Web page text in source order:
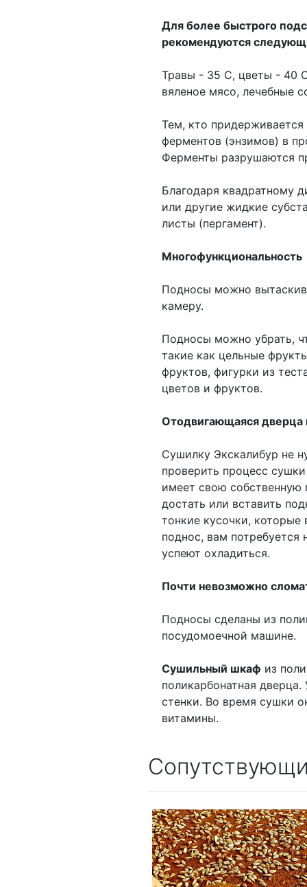
Для более быстрого
рекомендуются
Травы - 35 С, цветы - 40
вяленое мясо,
Тем, кто
ферментов (энзимов) в
Ферменты разрушаются
Благодаря квадратному
или другие жидкие
листы (пергамент).
Многофункциональность
Подносы можно
камеру.
Подносы можно убрать,
такие как цельные
фруктов, фигурки из
цветов и фруктов.
Отодвигающаяся дверца
Сушилку Экскалибур не
проверить процесс
имеет свою собственную
достать или вставить
тонкие кусочки,
поднос, вам потребуется
успеют охладиться.
Почти невозможно
Подносы сделаны из
посудомоечной машине.
Сушильный шкаф из
поликарбонатная
стенки. Во время сушки
витамины.